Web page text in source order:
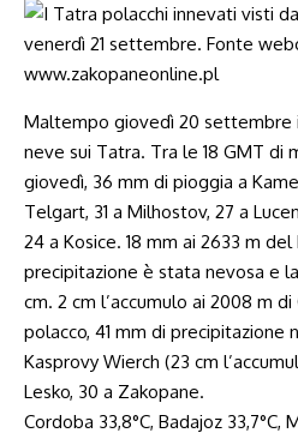
Maltempo giovedì 20 settembre
neve sui Tatra. Tra le 18 GMT di
giovedì, 36 mm di pioggia a
Telgart, 31 a Milhostov, 27 a
24 a Kosice. 18 mm ai 2633 m
precipitazione è stata nevosa e
cm. 2 cm l’accumulo ai 2008 m
polacco, 41 mm di precipitazione
Kasprovy Wierch (23 cm
Lesko, 30 a Zakopane.
Cordoba 33,8°C, Badajoz 33,7°C,